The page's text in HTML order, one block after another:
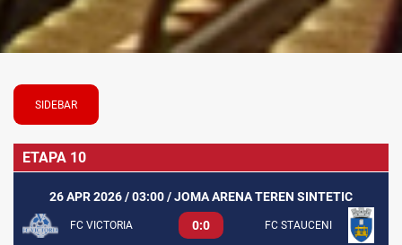
SIDEBAR
ETAPA 10
26 APR 2026 / 03:00 / JOMA ARENA TEREN SINTETIC
FC VICTORIA 0:0 FC STAUCENI